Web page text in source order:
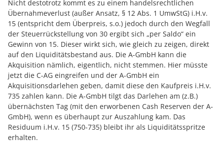
Nicht destotrotz kommt es zu einem handelsrechtlichen
Übernahmeverlust (außer Ansatz, § 12 Abs. 1 UmwStG) i.H.v.
15 (entspricht dem Überpreis, s.o.) jedoch durch den Wegfall
der Steuerrückstellung von 30 ergibt sich „per Saldo“ ein
Gewinn von 15. Dieser wirkt sich, wie gleich zu zeigen, direkt
auf den Liquiditätsbestand aus. Die A-GmbH kann die
Akquisition nämlich, eigentlich, nicht stemmen. Hier müsste
jetzt die C-AG eingreifen und der A-GmbH ein
Akquisitionsdarlehen geben, damit diese den Kaufpreis i.H.v.
735 zahlen kann. Die A-GmbH tilgt das Darlehen am (z.B.)
übernächsten Tag (mit den erworbenen Cash Reserven der A-
GmbH), wenn es überhaupt zur Auszahlung kam. Das
Residuum i.H.v. 15 (750-735) bleibt ihr als Liquiditätsspritze
erhalten.